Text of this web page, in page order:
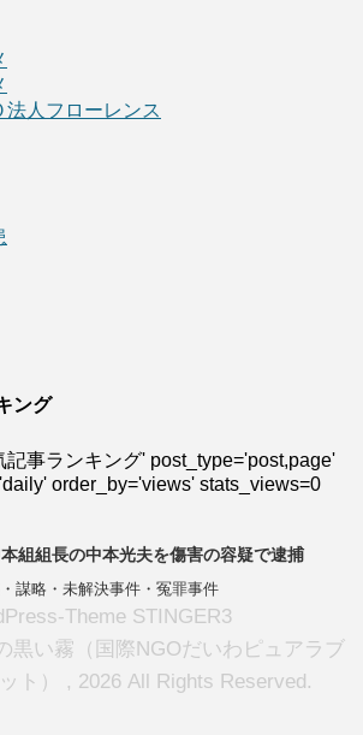
人フローレンス
ング
事ランキング' post_type='post,page'
order_by='views' stats_views=0
組組長の中本光夫を傷害の容疑で逮捕
謀略・未解決事件・冤罪事件
Theme STINGER3
黒い霧（国際NGOだいわピュアラブ
ト） , 2026 All Rights Reserved.